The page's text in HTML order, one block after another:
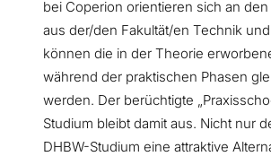
bei Coperion orientieren sich an den
aus der/den Fakultät/en Technik
können die in der Theorie
während der praktischen Phasen
werden. Der berüchtigte
Studium bleibt damit aus. Nicht nur
DHBW-Studium eine attraktive